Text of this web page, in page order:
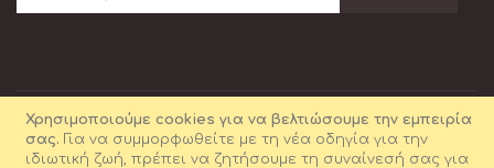
Χρησιμοποιούμε cookies για να βελτιώσουμε την εμπειρία
σας.
Για να συμμορφωθείτε με τη νέα οδηγία για την
ιδιωτική ζωή, πρέπει να ζητήσουμε τη συναίνεσή σας για
Δελτίο: